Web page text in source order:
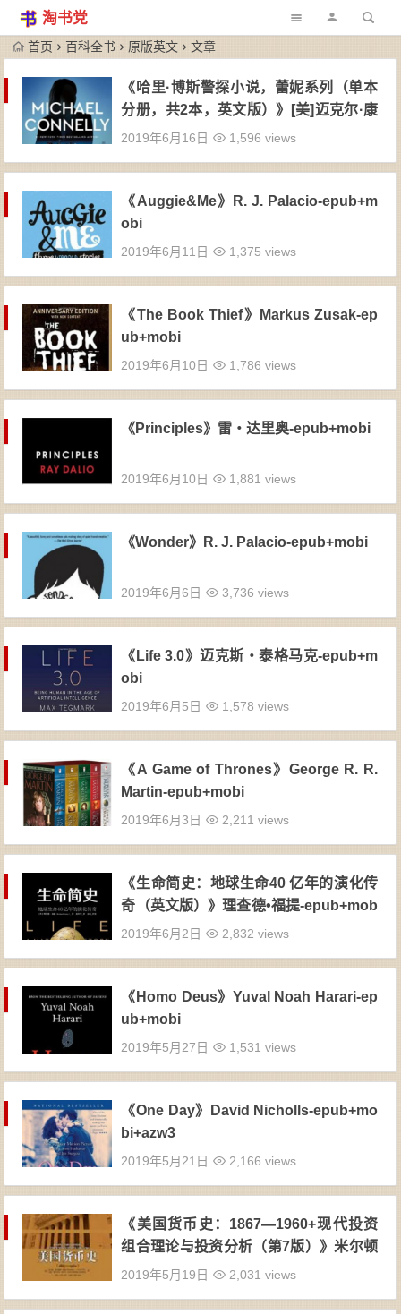
淘书党
首页 百科全书 原版英文 文章
《哈里·博斯警探小说，蕾妮系列（单本
分册，共2本，英文版）》[美]迈克尔·康
奈利（作者）-epub+mobi
2019年6月16日 1,596 views
《Auggie&Me》R. J. Palacio-epub+m
obi
2019年6月11日 1,375 views
《The Book Thief》Markus Zusak-ep
ub+mobi
2019年6月10日 1,786 views
《Principles》雷・达里奥-epub+mobi
2019年6月10日 1,881 views
《Wonder》R. J. Palacio-epub+mobi
2019年6月6日 3,736 views
《Life 3.0》迈克斯・泰格马克-epub+m
obi
2019年6月5日 1,578 views
《A Game of Thrones》George R. R.
Martin-epub+mobi
2019年6月3日 2,211 views
《生命简史：地球生命40 亿年的演化传
奇（英文版）》理查德•福提-epub+mob
i2019年6月2日 2,832 views
《Homo Deus》Yuval Noah Harari-ep
ub+mobi
2019年5月27日 1,531 views
《One Day》David Nicholls-epub+mo
bi+azw3
2019年5月21日 2,166 views
《美国货币史：1867—1960+现代投资
组合理论与投资分析（第7版）》米尔顿
•弗里德曼/ [美]埃德温·J·埃尔顿等 -pdf
2019年5月19日 2,031 views